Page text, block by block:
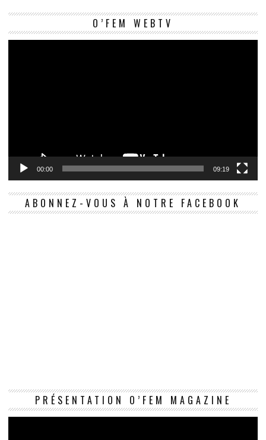
O’FEM WEBTV
00:00 09:19
ABONNEZ-VOUS À NOTRE FACEBOOK
PRÉSENTATION O’FEM MAGAZINE